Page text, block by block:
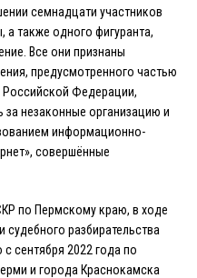
семнадцати участников
а также одного фигуранта,
Все они признаны
предусмотренного частью
Российской Федерации,
за незаконные организацию и
информационно-
совершённые
по Пермскому краю, в ходе
разбирательства
сентября 2022 года по
и города Краснокамска